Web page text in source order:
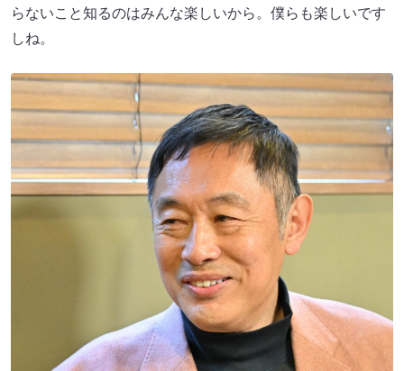
らないこと知るのはみんな楽しいから。僕らも楽しいです
しね。